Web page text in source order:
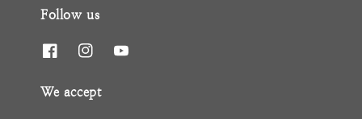
Follow us
We accept